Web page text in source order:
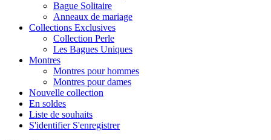
Bague Solitaire
Anneaux de mariage
Collections Exclusives
Collection Perle
Les Bagues Uniques
Montres
Montres pour hommes
Montres pour dames
Nouvelle collection
En soldes
Liste de souhaits
S'identifier S'enregistrer